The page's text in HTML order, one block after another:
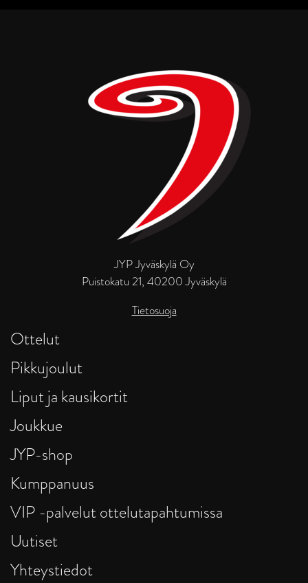
JYP Jyväskylä Oy
Puistokatu 21, 40200 Jyväskylä
Tietosuoja
Ottelut
Pikkujoulut
Liput ja kausikortit
Joukkue
JYP-shop
Kumppanuus
VIP -palvelut ottelutapahtumissa
Uutiset
Yhteystiedot